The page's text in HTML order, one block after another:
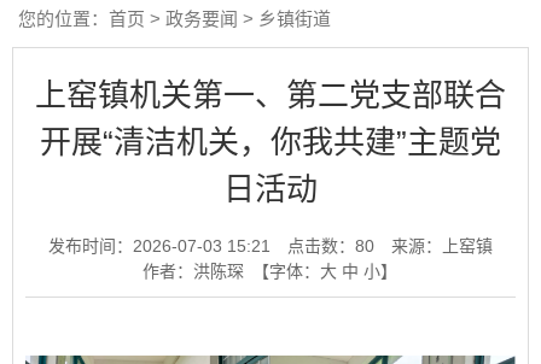
您的位置： 首页 > 政务要闻 > 乡镇街道
上窑镇机关第一、第二党支部联合
开展“清洁机关，你我共建”主题党
日活动
发布时间：2026-07-03 15:21 点击数： 80
来源：上窑镇
作者：洪陈琛
【字体： 大 中 小】